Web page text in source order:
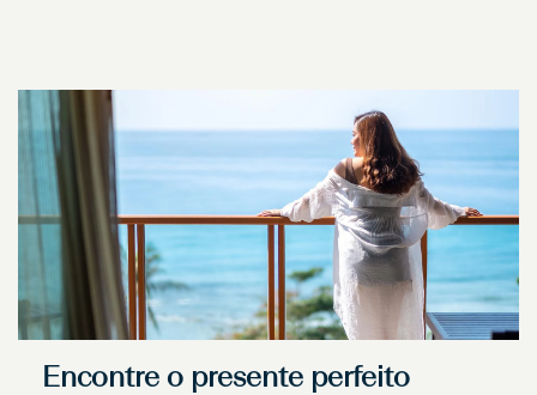
Encontre o presente perfeito